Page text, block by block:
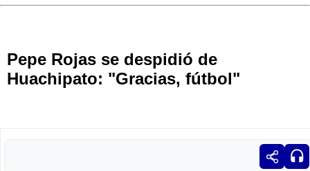
Pepe Rojas se despidió de
Huachipato: "Gracias, fútbol"